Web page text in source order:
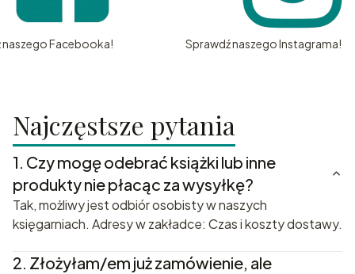
naszego Facebooka! Sprawdź naszego Instagrama!
Najczęstsze pytania
1. Czy mogę odebrać książki lub inne
produkty nie płacąc za wysyłkę?
Tak, możliwy jest odbiór osobisty w naszych
księgarniach. Adresy w zakładce: Czas i koszty dostawy.
2. Złożyłam/em już zamówienie, ale